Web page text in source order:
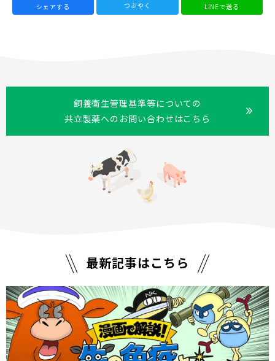
シェアする つぶやく LINEで送る
飼養衛生管理基準等についての
共立製薬へのお問い合わせはこちら
最新記事はこちら